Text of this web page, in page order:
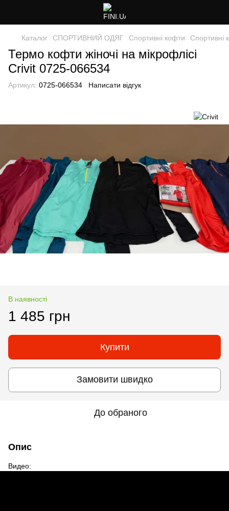
Каталог СПОРТИВНИЙ ОДЯГ Спортивні кофти Спортивні
Термо кофти жіночі на мікрофлісі
Crivit 0725-066534
Артикул: 0725-066534 Написати відгук
В наявності
1 485 грн
Купити
Замовити швидко
До обраного
Опис
Видео: